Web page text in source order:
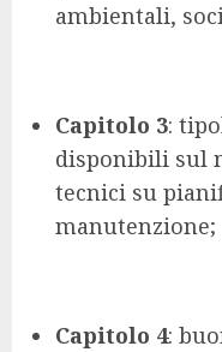
ambientali,
Capitolo 3:
disponibili sul
tecnici su
manutenzione;
Capitolo 4: